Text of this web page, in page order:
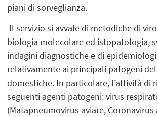
piani di sorveglianza.
Il servizio si avvale di metodiche di
biologia molecolare ed istopatologia,
indagini diagnostiche e di
relativamente ai principali patogeni
domestiche. In particolare, l’attività di
seguenti agenti patogeni: virus
(Matapneumovirus aviare, Coronavirus